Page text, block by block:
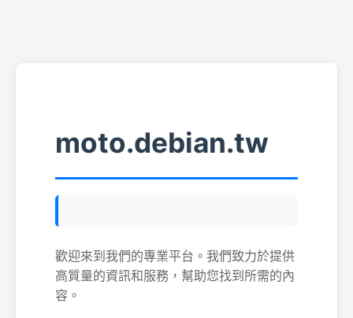
moto.debian.tw
歡迎來到我們的專業平台。我們致力於提供
高質量的資訊和服務，幫助您找到所需的內
容。